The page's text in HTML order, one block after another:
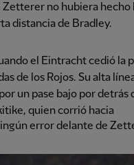
Zetterer no hubiera
distancia de Bradley.
el Eintracht cedió la
de los Rojos. Su alta
un pase bajo por detrás
quien corrió hacia
error delante de